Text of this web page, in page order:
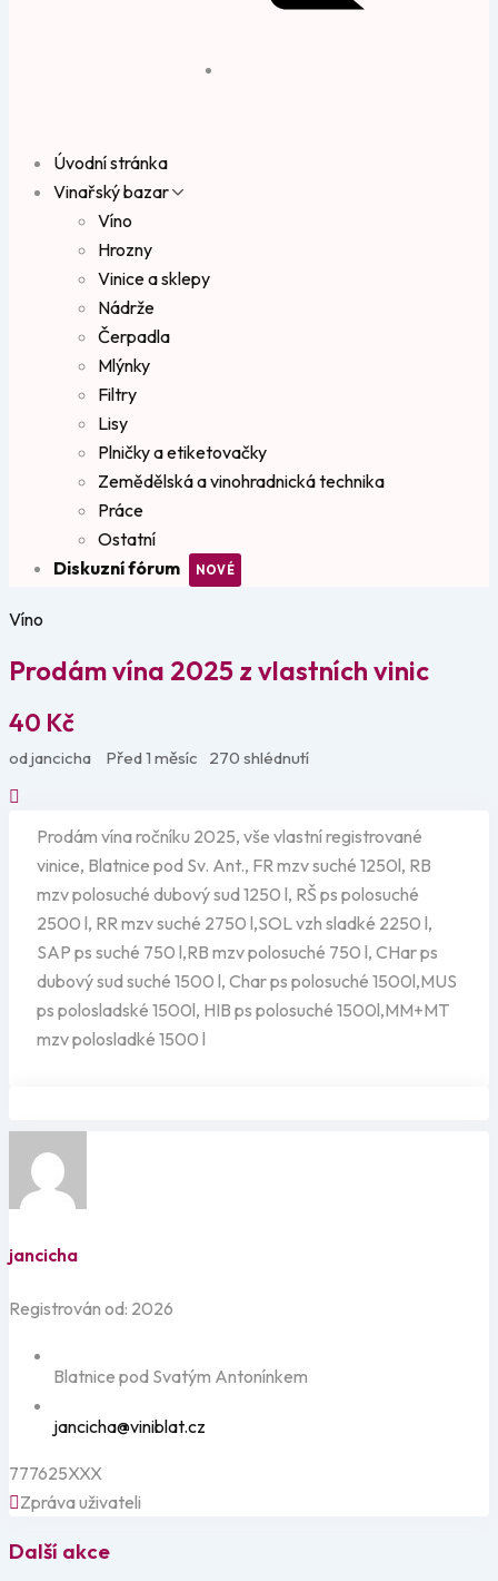
Úvodní stránka
Vinařský bazar
Víno
Hrozny
Vinice a sklepy
Nádrže
Čerpadla
Mlýnky
Filtry
Lisy
Plničky a etiketovačky
Zemědělská a vinohradnická technika
Práce
Ostatní
Diskuzní fórum
Víno
Prodám vína 2025 z vlastních vinic
40 Kč
od jancicha Před 1 měsíc 270 shlédnutí
Prodám vína ročníku 2025, vše vlastní registrované
vinice, Blatnice pod Sv. Ant., FR mzv suché 1250l, RB
mzv polosuché dubový sud 1250 l, RŠ ps polosuché
2500 l, RR mzv suché 2750 l,SOL vzh sladké 2250 l,
SAP ps suché 750 l,RB mzv polosuché 750 l, CHar ps
dubový sud suché 1500 l, Char ps polosuché 1500l,MUS
ps polosladské 1500l, HIB ps polosuché 1500l,MM+MT
mzv polosladké 1500 l
jancicha
Registrován od: 2026
Blatnice pod Svatým Antonínkem
jancicha@viniblat.cz
777625XXX
Zpráva uživateli
Další akce